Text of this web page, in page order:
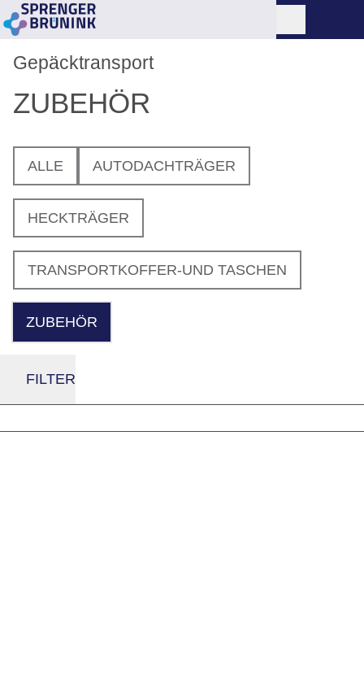
Gepäcktransport
ZUBEHÖR
ALLE AUTODACHTRÄGER
HECKTRÄGER
TRANSPORTKOFFER-UND TASCHEN
ZUBEHÖR
FILTER